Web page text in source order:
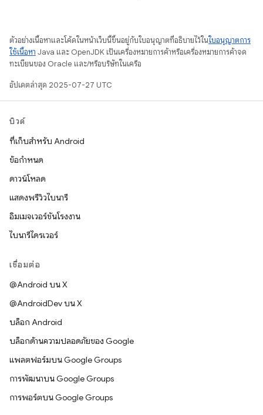
ตัวอย่างเนื้อหาและโค้ดในหน้าเว็บนี้ขึ้นอยู่กับใบอนุญาตที่อธิบายไว้ในใบอนุญาตการ
ใช้เนื้อหา Java และ OpenJDK เป็นเครื่องหมายการค้าหรือเครื่องหมายการค้าจด
ทะเบียนของ Oracle และ/หรือบริษัทในเครือ
อัปเดตล่าสุด 2025-07-27 UTC
บิวด์
ที่เก็บสำหรับ Android
ข้อกำหนด
ดาวน์โหลด
แสดงพรีวิวไบนารี
อิมเมจเวอร์ชันโรงงาน
ไบนารีไดรเวอร์
เชื่อมต่อ
@Android บน X
@AndroidDev บน X
บล็อก Android
บล็อกด้านความปลอดภัยของ Google
แพลตฟอร์มบน Google Groups
การพัฒนาบน Google Groups
การพอร์ตบน Google Groups